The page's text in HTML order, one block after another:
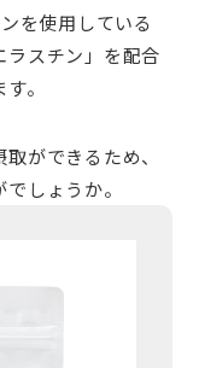
を使用している
ラスチン」を配合
。
ができるため、
しょうか。